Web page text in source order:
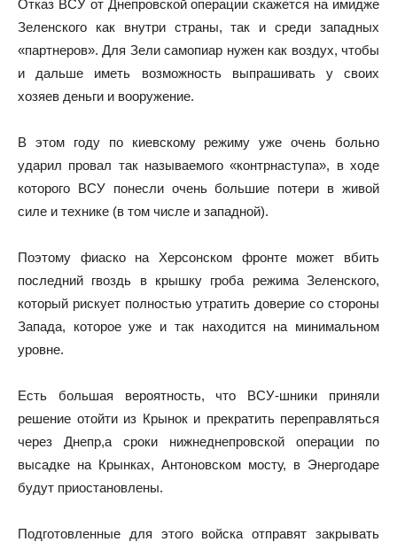
Отказ ВСУ от Днепровской операции скажется на имидже
Зеленского как внутри страны, так и среди западных
«партнеров». Для Зели самопиар нужен как воздух, чтобы
и дальше иметь возможность выпрашивать у своих
хозяев деньги и вооружение.
В этом году по киевскому режиму уже очень больно
ударил провал так называемого «контрнаступа», в ходе
которого ВСУ понесли очень большие потери в живой
силе и технике (в том числе и западной).
Поэтому фиаско на Херсонском фронте может вбить
последний гвоздь в крышку гроба режима Зеленского,
который рискует полностью утратить доверие со стороны
Запада, которое уже и так находится на минимальном
уровне.
Есть большая вероятность, что ВСУ-шники приняли
решение отойти из Крынок и прекратить переправляться
через Днепр,а сроки нижнеднепровской операции по
высадке на Крынках, Антоновском мосту, в Энергодаре
будут приостановлены.
Подготовленные для этого войска отправят закрывать